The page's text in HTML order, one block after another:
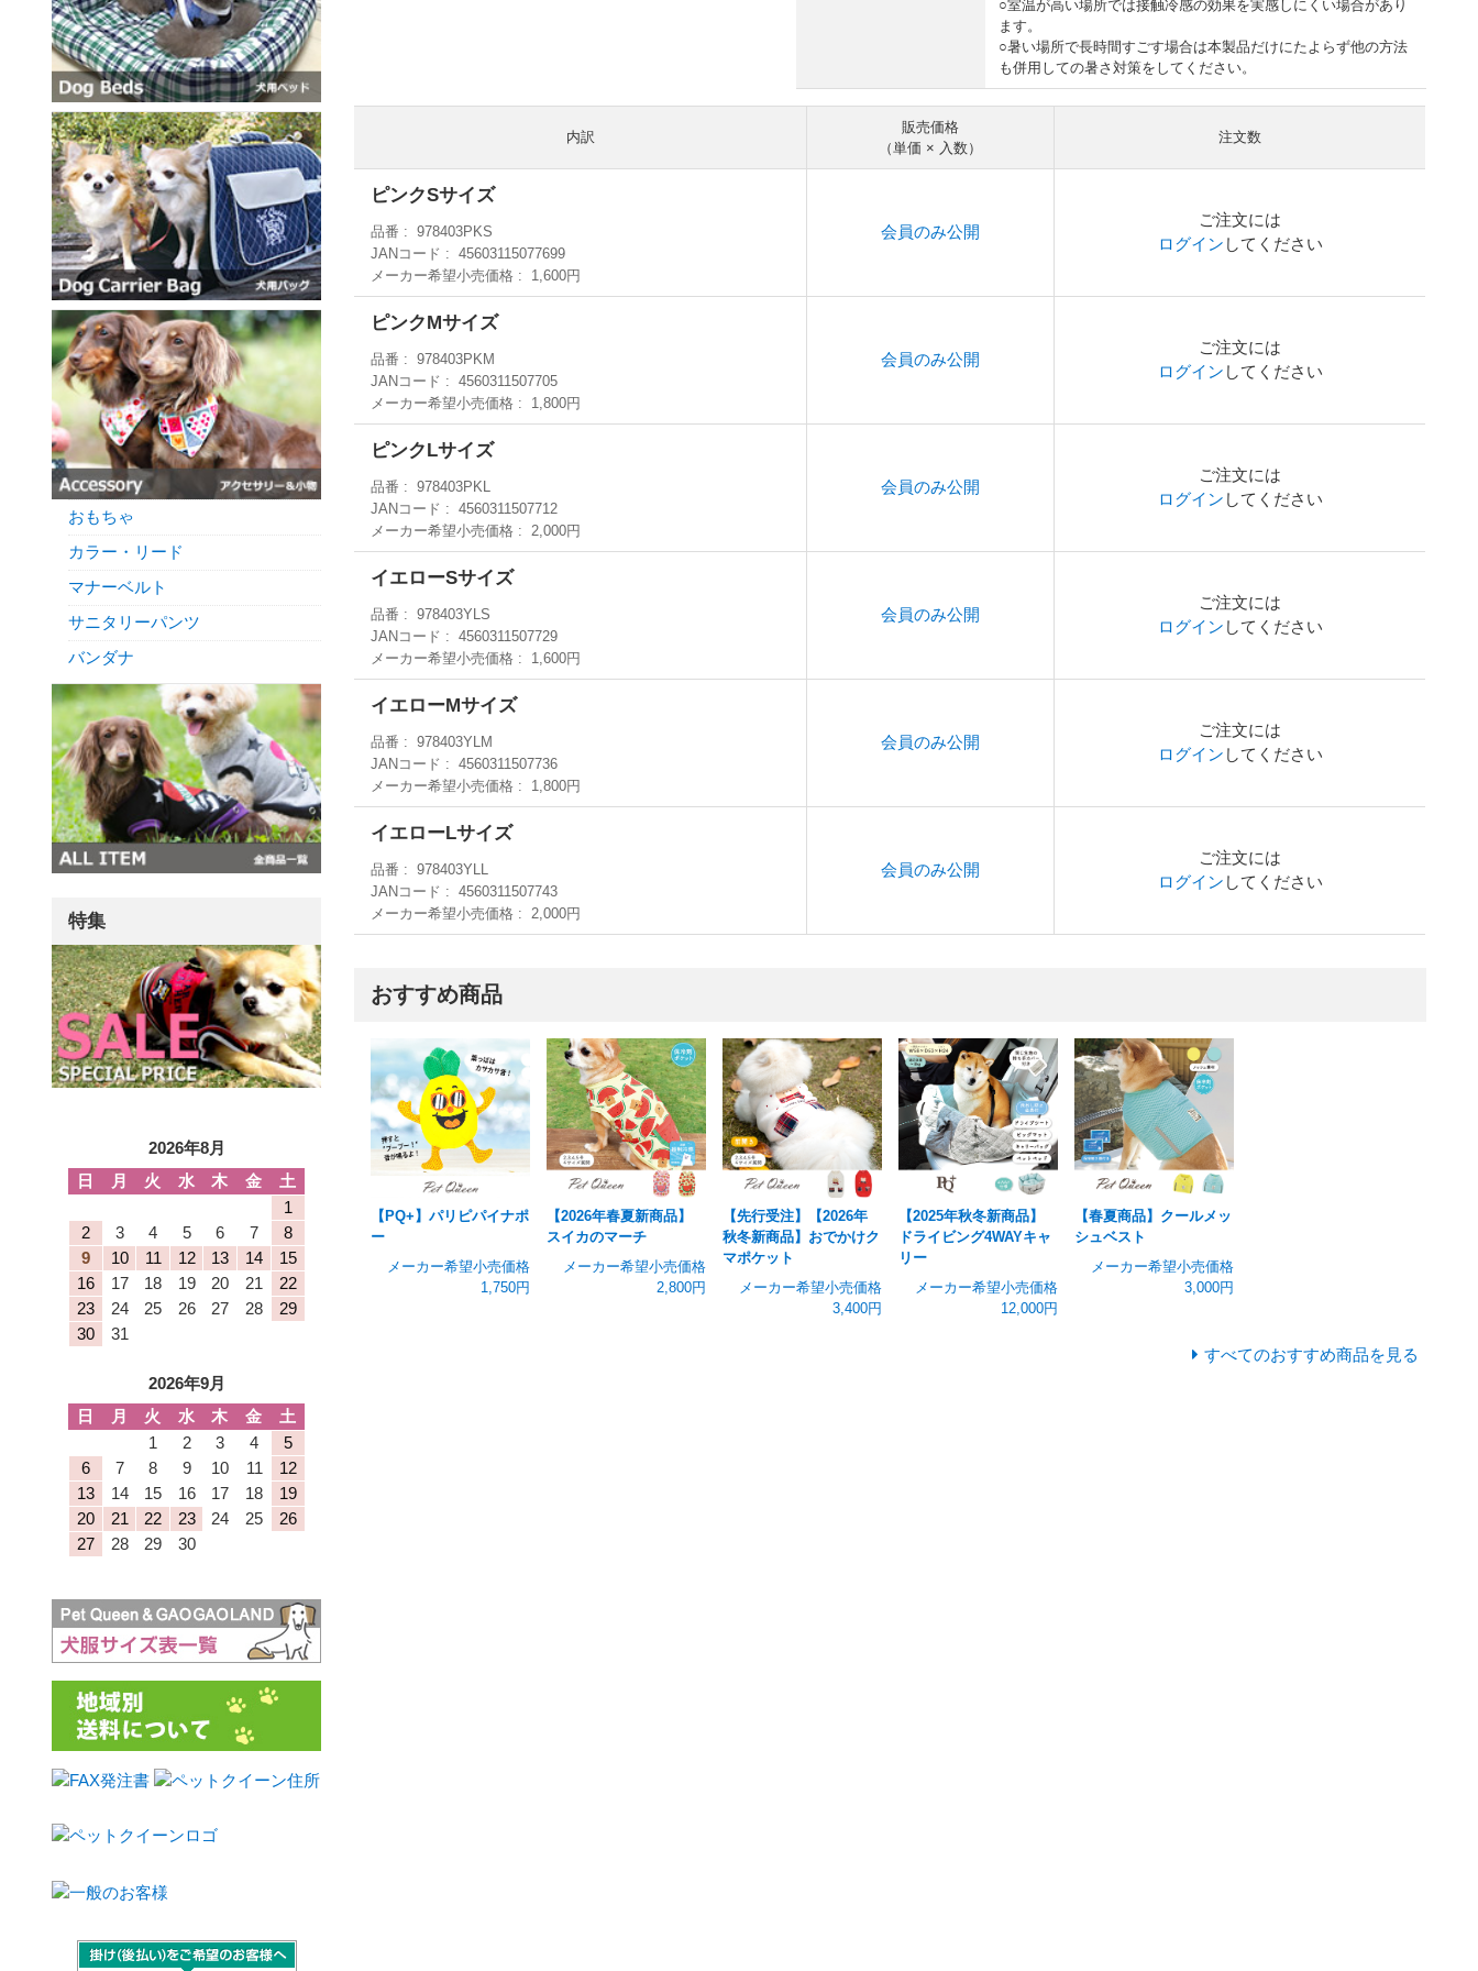
○室温が高い場所では接触冷感の効果を実感しにくい場合があり
ます。
○暑い場所で長時間すごす場合は本製品だけにたよらず他の方法
も併用しての暑さ対策をしてください。
内訳
販売価格
（単価 × 入数）
注文数
ピンクSサイズ
品番
978403PKS
JANコード
45603115077699
メーカー希望小売価格
1,600円
会員のみ公開
ご注文には
ログイン してください
ピンクMサイズ
品番
978403PKM
JANコード
4560311507705
メーカー希望小売価格
1,800円
会員のみ公開
ご注文には
ログイン してください
ピンクLサイズ
品番
978403PKL
JANコード
4560311507712
メーカー希望小売価格
2,000円
会員のみ公開
ご注文には
ログイン してください
イエローSサイズ
品番
978403YLS
JANコード
4560311507729
メーカー希望小売価格
1,600円
会員のみ公開
ご注文には
ログイン してください
イエローMサイズ
品番
978403YLM
JANコード
4560311507736
メーカー希望小売価格
1,800円
会員のみ公開
ご注文には
ログイン してください
イエローLサイズ
品番
978403YLL
JANコード
4560311507743
メーカー希望小売価格
2,000円
会員のみ公開
ご注文には
ログイン してください
おすすめ商品
【PQ+】パリピパイナポ
ー
メーカー希望小売価格
1,750円
【2026年春夏新商品】
スイカのマーチ
メーカー希望小売価格
2,800円
【先行受注】【2026年
秋冬新商品】おでかけク
マポケット
メーカー希望小売価格
3,400円
【2025年秋冬新商品】
ドライビング4WAYキャ
リー
メーカー希望小売価格
12,000円
【春夏商品】クールメッ
シュベスト
メーカー希望小売価格
3,000円
すべてのおすすめ商品を見る
おもちゃ
カラー・リード
マナーベルト
サニタリーパンツ
バンダナ
特集
2026年8月
日
月 火 水 木 金
土
1
2
3 4 5 6 7
8
9
10 11 12 13 14
15
16
17 18 19 20 21
22
23
24 25 26 27 28
29
30
31
2026年9月
日
月 火 水 木 金
土
1
2 3 4
5
6
7 8 9 10 11
12
13
14 15 16 17 18
19
20
21 22 23 24 25
26
27
28 29 30